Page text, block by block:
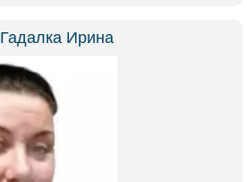
Гадалка Ирина